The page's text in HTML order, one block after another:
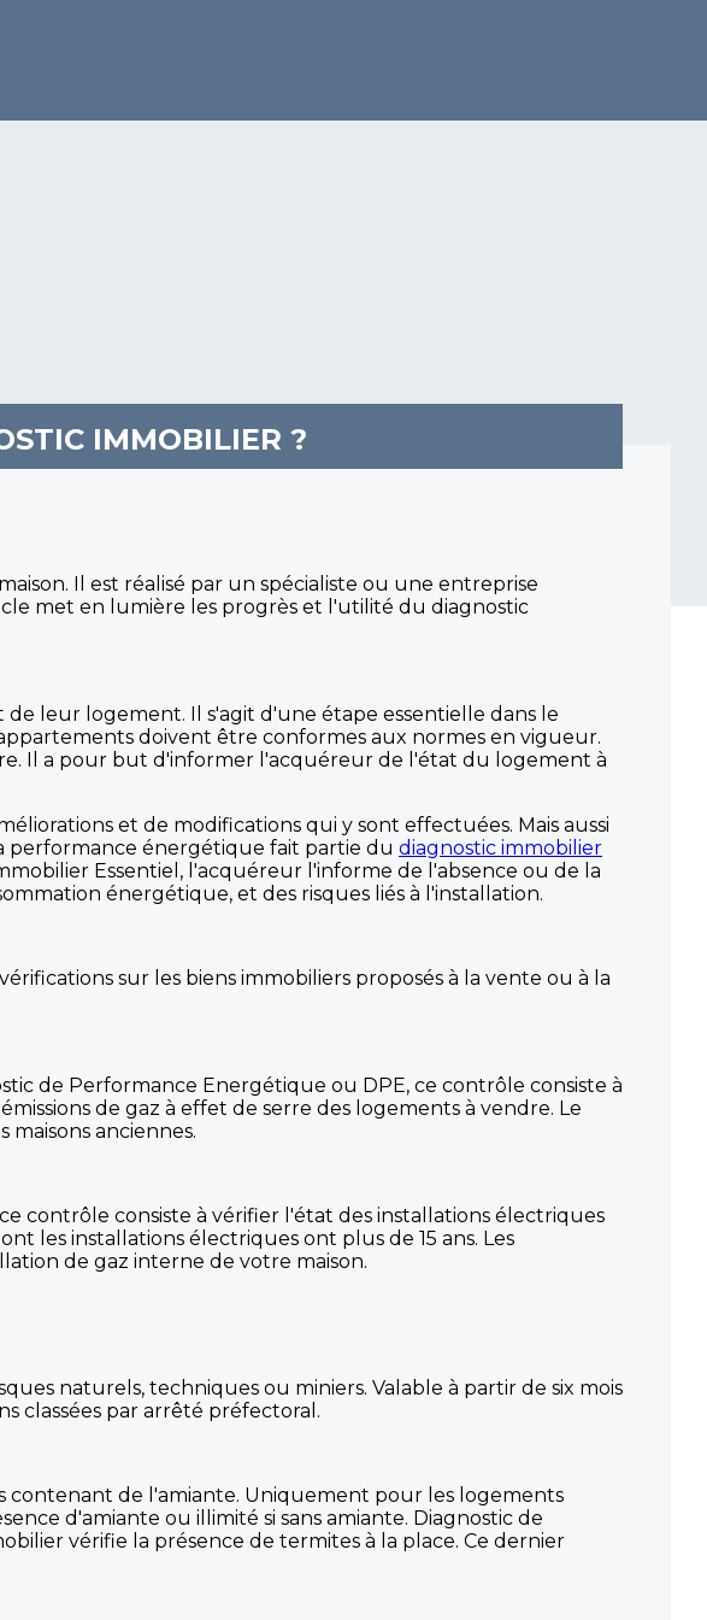
IMMOBILIER ?
Il est réalisé par un spécialiste ou une entreprise
met en lumière les progrès et l'utilité du diagnostic
leur logement. Il s'agit d'une étape essentielle dans le
doivent être conformes aux normes en vigueur.
Il a pour but d'informer l'acquéreur de l'état du logement à
et de modifications qui y sont effectuées. Mais aussi
performance énergétique fait partie du diagnostic immobilier
Essentiel, l'acquéreur l'informe de l'absence ou de la
énergétique, et des risques liés à l'installation.
sur les biens immobiliers proposés à la vente ou à la
de Performance Energétique ou DPE, ce contrôle consiste à
de gaz à effet de serre des logements à vendre. Le
anciennes.
contrôle consiste à vérifier l'état des installations électriques
les installations électriques ont plus de 15 ans. Les
de gaz interne de votre maison.
naturels, techniques ou miniers. Valable à partir de six mois
classées par arrêté préfectoral.
contenant de l'amiante. Uniquement pour les logements
d'amiante ou illimité si sans amiante. Diagnostic de
vérifie la présence de termites à la place. Ce dernier